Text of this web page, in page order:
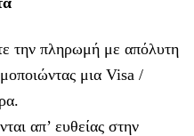
την πληρωμή με απόλυτη
μια Visa /
απ’ ευθείας στην